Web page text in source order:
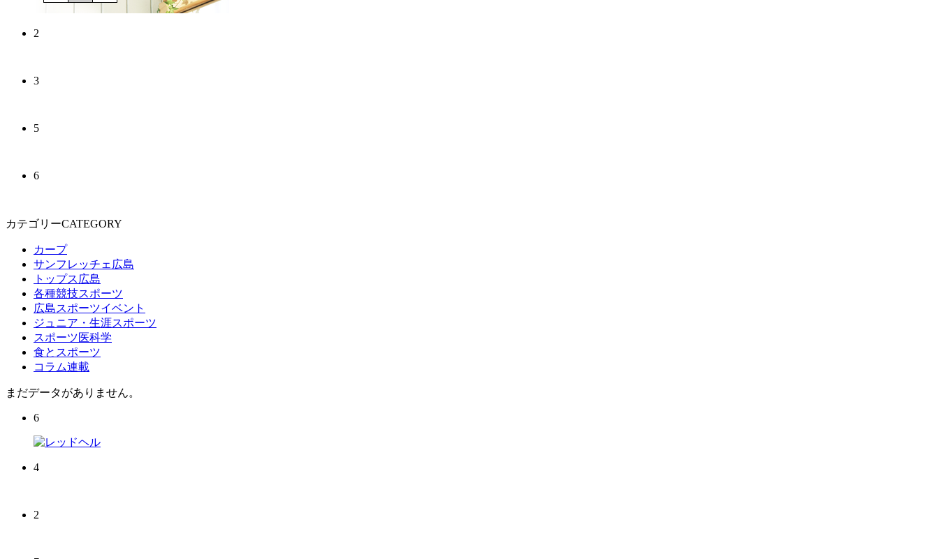
2
3
5
6
カテゴリーCATEGORY
カープ
サンフレッチェ広島
トップス広島
各種競技スポーツ
広島スポーツイベント
ジュニア・生涯スポーツ
スポーツ医科学
食とスポーツ
コラム連載
まだデータがありません。
6
4
2